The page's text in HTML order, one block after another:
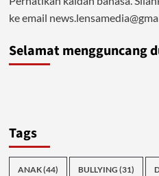
ke email
Selamat mengguncang
Tags
ANAK(44) BULLYING (31)